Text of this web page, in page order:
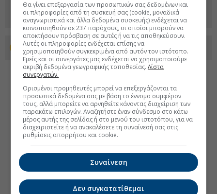
Προσθέστε το euro2day.gr στο Discover
Θα γίνει επεξεργασία των προσωπικών σας δεδομένων και
οι πληροφορίες από τη συσκευή σας (cookie, μοναδικά
αναγνωριστικά και άλλα δεδομένα συσκευής) ενδέχεται να
κοινοποιηθούν σε 237 παρόχους, οι οποίοι μπορούν να
αποκτήσουν πρόσβαση σε αυτές ή να τις αποθηκεύσουν.
Αυτές οι πληροφορίες ενδέχεται επίσης να
χρησιμοποιηθούν συγκεκριμένα από αυτόν τον ιστότοπο.
Εμείς και οι συνεργάτες μας ενδέχεται να χρησιμοποιούμε
ακριβή δεδομένα γεωγραφικής τοποθεσίας.Λίστα
συνεργατών.
Ορισμένοι προμηθευτές μπορεί να επεξεργάζονται τα
προσωπικά δεδομένα σας με βάση το έννομο συμφέρον
τους, αλλά μπορείτε να αρνηθείτε κάνοντας διαχείριση των
παρακάτω επιλογών. Αναζητήστε έναν σύνδεσμο στο κάτω
μέρος αυτής της σελίδας ή στο μενού του ιστοτόπου, για να
διαχειριστείτε ή να ανακαλέσετε τη συναίνεσή σας στις
ρυθμίσεις απορρήτου και cookie.
Συναίνεση
Δεν συγκατατίθεμαι